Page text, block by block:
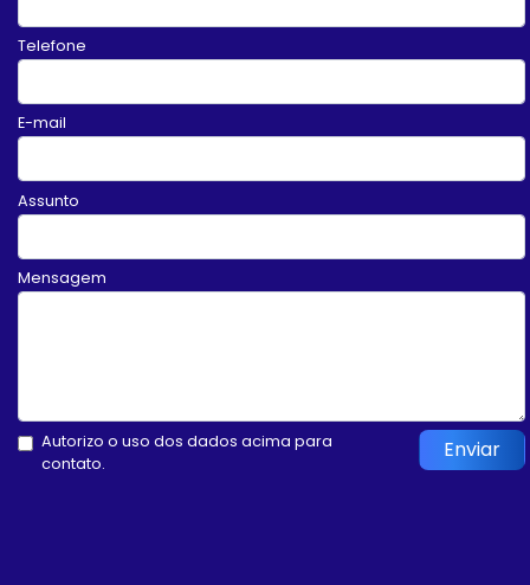
Telefone
E-mail
Assunto
Mensagem
Autorizo o uso dos dados acima para
contato.
Enviar